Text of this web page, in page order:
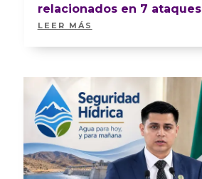
relacionados en 7 ataques
LEER MÁS